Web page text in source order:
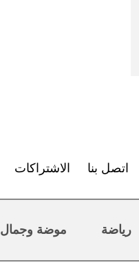
اتصل بنا الاشتراكات
رياضة موضة وجمال